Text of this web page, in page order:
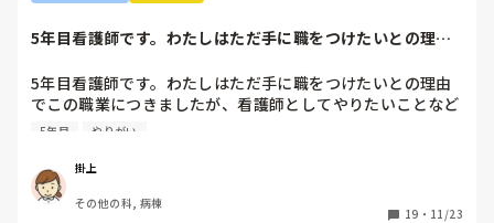
5年目看護師です。わたしはただ手に職をつけたいとの理由
5年目看護師です。わたしはただ手に職をつけたいとの理由
でこの職業につきましたが、看護師としてやりたいことなど
あまり考えたことがなく、ただ言われたことをやっているよ
続けてしまっています。
みなさんはどういったきっかけで看護師を目指したり、今の
科についていたりしますか？
5年目 やりがい
掛上
その他の科, 病棟
19 ・ 11/23